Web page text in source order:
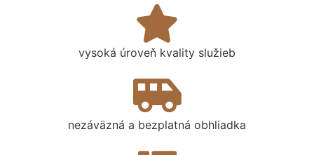
vysoká úroveň kvality služieb
nezáväzná a bezplatná obhliadka